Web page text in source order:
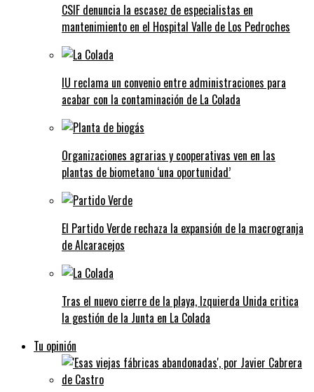
CSIF denuncia la escasez de especialistas en
mantenimiento en el Hospital Valle de Los Pedroches
IU reclama un convenio entre administraciones para
acabar con la contaminación de La Colada
Organizaciones agrarias y cooperativas ven en las
plantas de biometano ‘una oportunidad’
El Partido Verde rechaza la expansión de la macrogranja
de Alcaracejos
Tras el nuevo cierre de la playa, Izquierda Unida critica
la gestión de la Junta en La Colada
Tu opinión